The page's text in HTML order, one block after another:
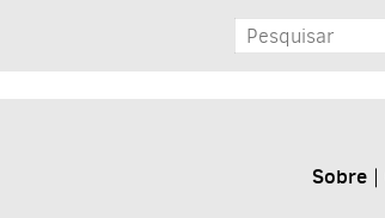
Sobre |